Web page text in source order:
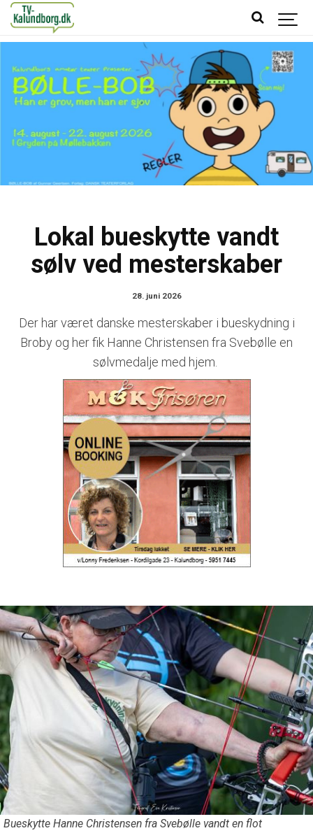
Lokal bueskytte vandt
sølv ved mesterskaber
28. juni 2026
Der har været danske mesterskaber i bueskydning i
Broby og her fik Hanne Christensen fra Svebølle en
sølvmedalje med hjem.
Bueskytte Hanne Christensen fra Svebølle vandt en flot